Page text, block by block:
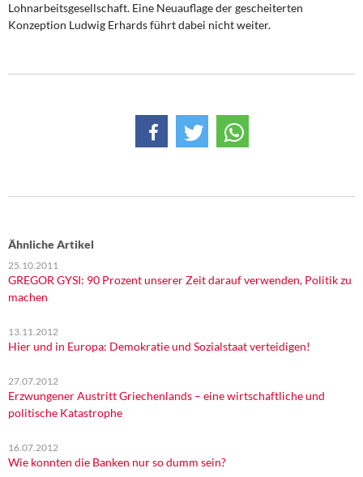
Lohnarbeitsgesellschaft. Eine Neuauflage der gescheiterten
Konzeption Ludwig Erhards führt dabei nicht weiter.
Ähnliche Artikel
25.10.2011
GREGOR GYSI: 90 Prozent unserer Zeit darauf verwenden, Politik zu
machen
13.11.2012
Hier und in Europa: Demokratie und Sozialstaat verteidigen!
27.07.2012
Erzwungener Austritt Griechenlands – eine wirtschaftliche und
politische Katastrophe
16.07.2012
Wie konnten die Banken nur so dumm sein?